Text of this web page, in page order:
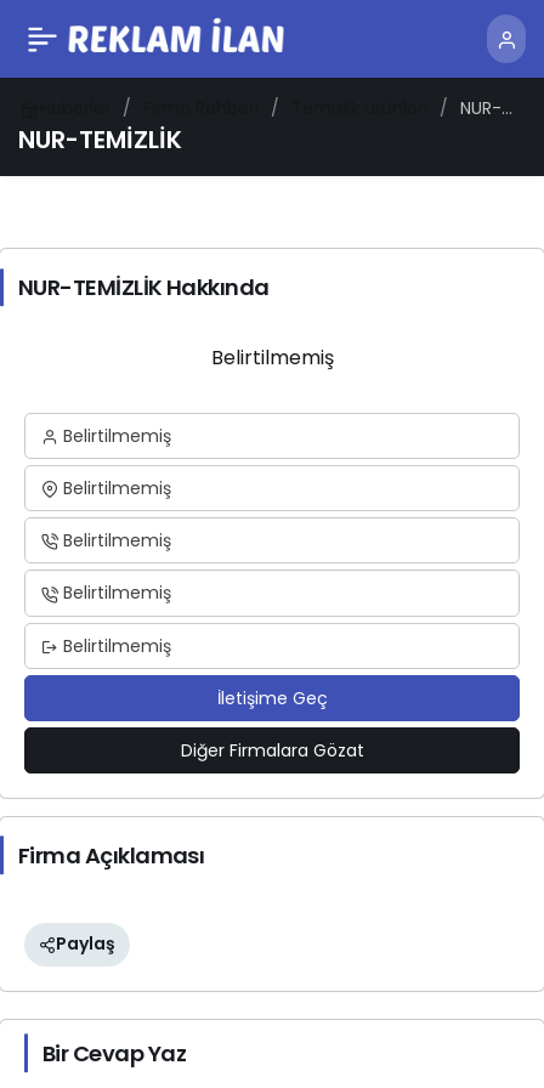
NUR-
NUR-TEMİZLİK
NUR-TEMİZLİK Hakkında
Belirtilmemiş
Belirtilmemiş
Belirtilmemiş
Belirtilmemiş
Belirtilmemiş
Belirtilmemiş
İletişime Geç
Diğer Firmalara Gözat
Firma Açıklaması
Paylaş
Bir Cevap Yaz